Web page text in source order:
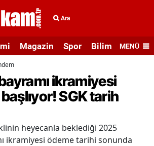
Ara
Magazin Spor Bilim veMENÜ
ikramiyesi
SGK tarih
heyecanla beklediği 2025
ikramiyesi ödeme tarihi sonunda